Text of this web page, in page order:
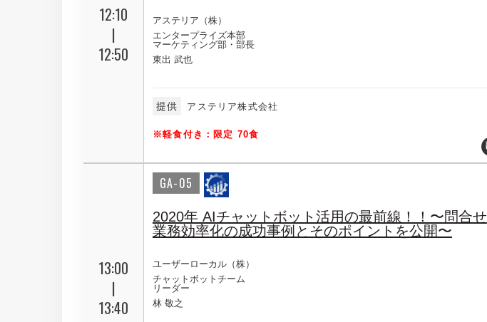
12:10
|
12:50
アステリア（株）
エンタープライズ本部
マーケティング部・部長
東出 武也
提供 アステリア株式会社
※軽食付き：限定 70食
13:00
|
13:40
GA-05
2020年 AIチャットボット活用の最前線！！〜問合せ
業務効率化の成功事例とそのポイントを公開〜
ユーザーローカル（株）
チャットボットチーム
リーダー
林 敬之